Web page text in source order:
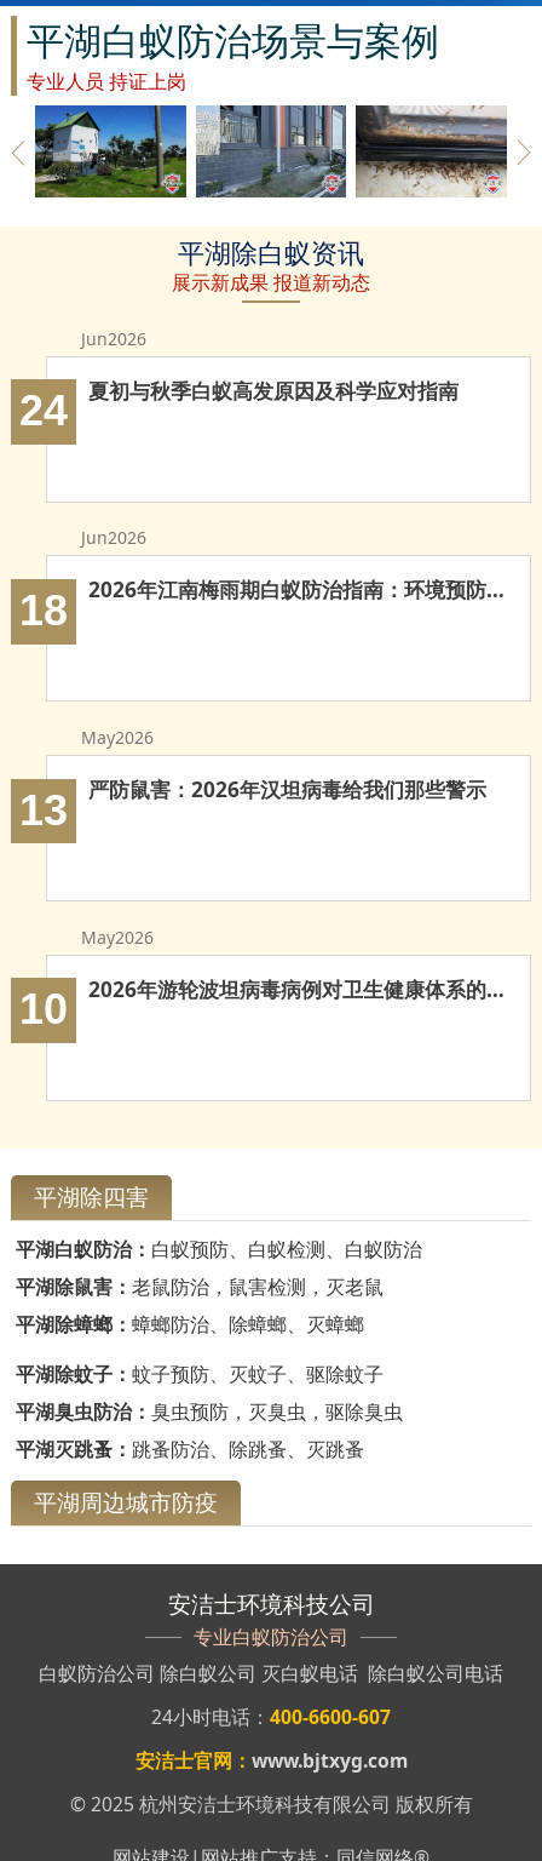
平湖白蚁防治场景与案例
专业人员 持证上岗
平湖草地除
平湖建筑白
蚁防治
平湖家具防
平湖除白蚁资讯
展示新成果 报道新动态
Jun2026
24 夏初与秋季白蚁高发原因及科学应对指南
Jun2026
18 2026年江南梅雨期白蚁防治指南：环境预防与科学灭治
May2026
13 严防鼠害：2026年汉坦病毒给我们那些警示
May2026
10 2026年游轮波坦病毒病例对卫生健康体系的多重启示
平湖除四害
平湖白蚁防治： 白蚁预防、白蚁检测、白蚁防治
平湖除鼠害： 老鼠防治，鼠害检测，灭老鼠
平湖除蟑螂： 蟑螂防治、除蟑螂、灭蟑螂
平湖除蚊子： 蚊子预防、灭蚊子、驱除蚊子
平湖臭虫防治： 臭虫预防，灭臭虫，驱除臭虫
平湖灭跳蚤： 跳蚤防治、除跳蚤、灭跳蚤
平湖周边城市防疫
安洁士环境科技公司
专业白蚁防治公司
白蚁防治公司 除白蚁公司 灭白蚁电话 除白蚁公司电话
24小时电话： 400-6600-607
安洁士官网： www.bjtxyg.com
© 2025 杭州安洁士环境科技有限公司 版权所有